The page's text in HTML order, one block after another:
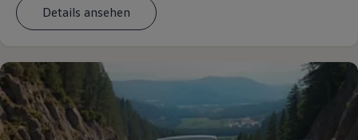
Details ansehen